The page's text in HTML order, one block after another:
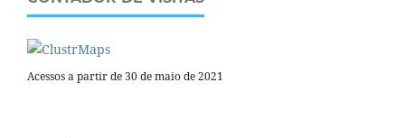
Acessos a partir de 30 de maio de 2021